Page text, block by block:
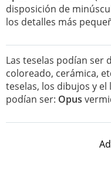
disposición de
los detalles más
Las teselas podían ser
coloreado, cerámica,
teselas, los dibujos y
podían ser: Opus